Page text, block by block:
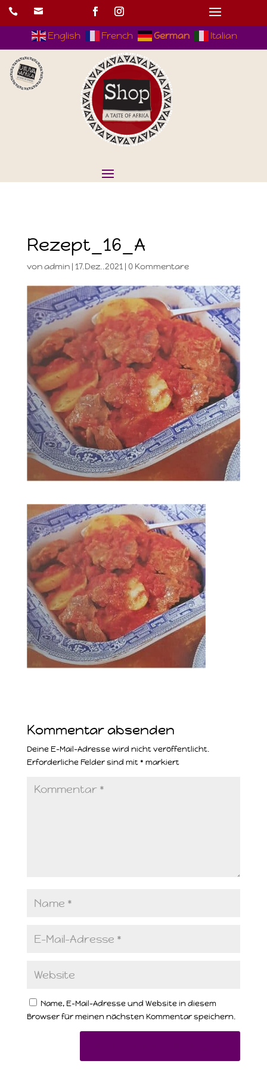
 
English French German Italian
Rezept_16_A
vonadmin| 17.Dez..2021 | 0 Kommentare
Kommentar absenden
Deine E-Mail-Adresse wird nicht veröffentlicht.
Erforderliche Felder sind mit * markiert
Name, E-Mail-Adresse und Website in diesem
Browser für meinen nächsten Kommentar speichern.